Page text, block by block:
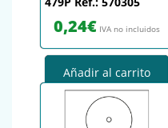
0,24€ IVA no incluidos
Añadir al carrito